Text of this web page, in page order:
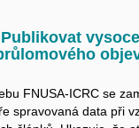
FNUSA-ICRC se
spravovaná data při